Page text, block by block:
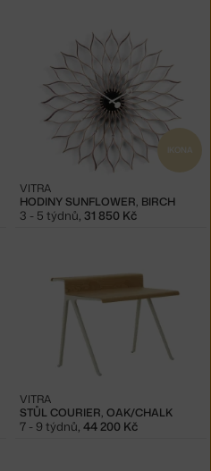
IKONA
HODINY SUNFLOWER, BIRCH
VITRA
3 - 5 týdnů 31 850 Kč
STŮL COURIER, OAK/CHALK
VITRA
7 - 9 týdnů, 44 200 Kč